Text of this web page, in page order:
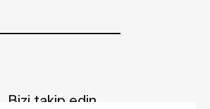
Bizi takip edin